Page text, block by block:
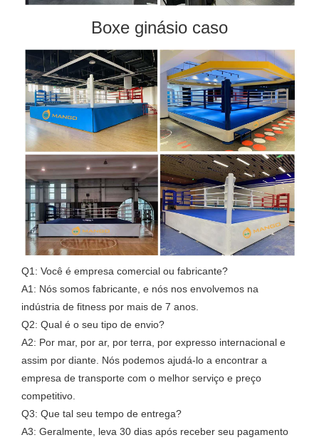
Boxe ginásio caso
Q1: Você é empresa comercial ou fabricante?
A1: Nós somos fabricante, e nós nos envolvemos na
indústria de fitness por mais de 7 anos.
Q2: Qual é o seu tipo de envio?
A2: Por mar, por ar, por terra, por expresso internacional e
assim por diante. Nós podemos ajudá-lo a encontrar a
empresa de transporte com o melhor serviço e preço
competitivo.
Q3: Que tal seu tempo de entrega?
A3: Geralmente, leva 30 dias após receber seu pagamento